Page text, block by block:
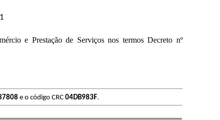
e Prestação de Serviços nos termos Decreto nº
e o código CRC04DB983F.